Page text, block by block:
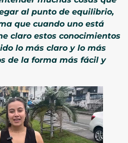
al punto de equilibrio,
que cuando uno está
claro estos conocimientos
lo más claro y lo más
de la forma más fácil y